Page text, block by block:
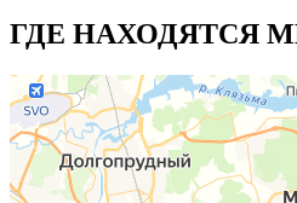
ГДЕ НАХОДЯТСЯ